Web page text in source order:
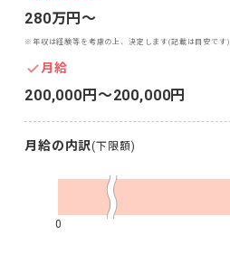
280万円〜
※年収は経験等を考慮の上、決定します(記載は目安です)
月給
200,000円〜200,000円
月給の内訳(下限額)
0